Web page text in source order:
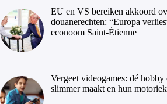
EU en VS bereiken akkoord
douanerechten: “Europa
econoom Saint-Étienne
Vergeet videogames: dé
slimmer maakt en hun